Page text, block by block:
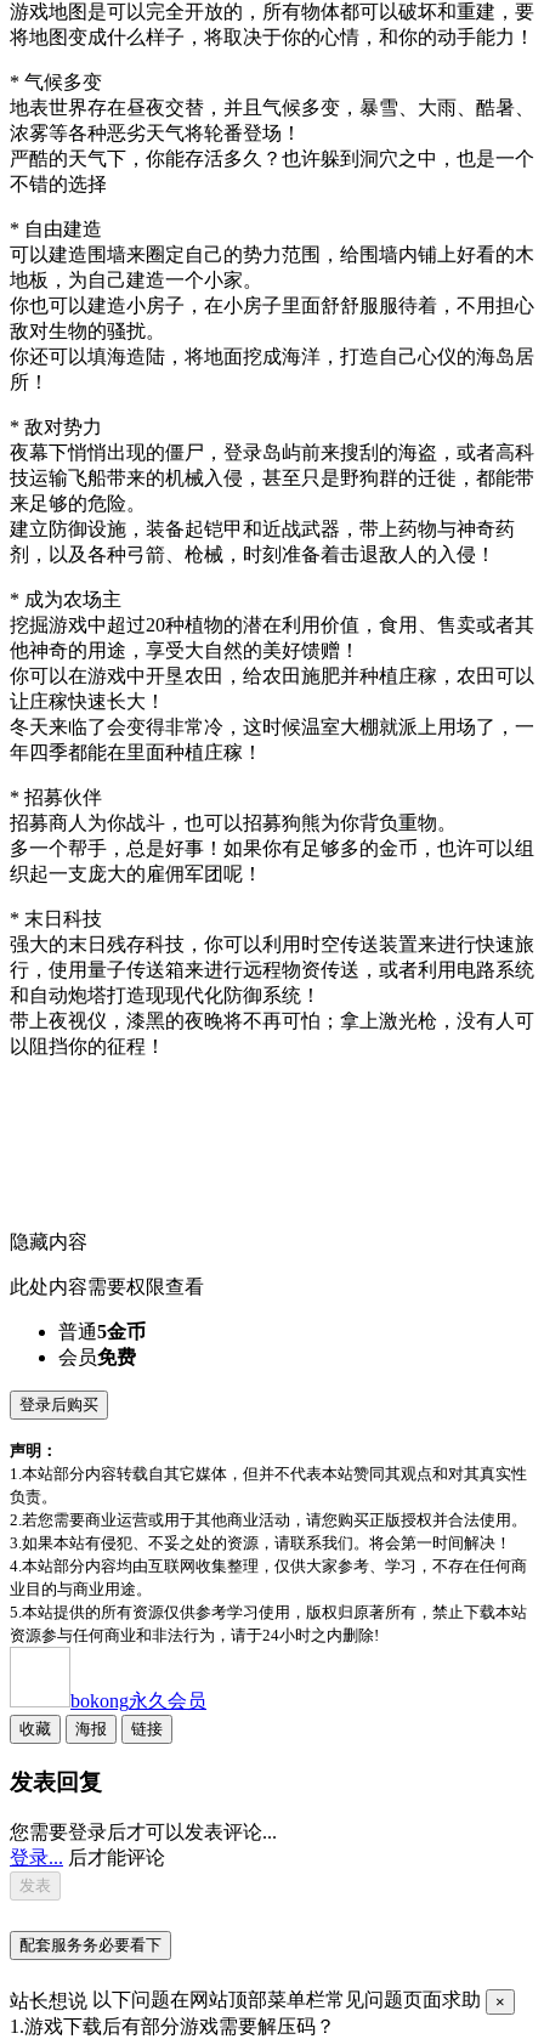
游戏地图是可以完全开放的，所有物体都可以破坏和重建，要
将地图变成什么样子，将取决于你的心情，和你的动手能力！
* 气候多变
地表世界存在昼夜交替，并且气候多变，暴雪、大雨、酷暑、
浓雾等各种恶劣天气将轮番登场！
严酷的天气下，你能存活多久？也许躲到洞穴之中，也是一个
不错的选择
* 自由建造
可以建造围墙来圈定自己的势力范围，给围墙内铺上好看的木
地板，为自己建造一个小家。
你也可以建造小房子，在小房子里面舒舒服服待着，不用担心
敌对生物的骚扰。
你还可以填海造陆，将地面挖成海洋，打造自己心仪的海岛居
所！
* 敌对势力
夜幕下悄悄出现的僵尸，登录岛屿前来搜刮的海盗，或者高科
技运输飞船带来的机械入侵，甚至只是野狗群的迁徙，都能带
来足够的危险。
建立防御设施，装备起铠甲和近战武器，带上药物与神奇药
剂，以及各种弓箭、枪械，时刻准备着击退敌人的入侵！
* 成为农场主
挖掘游戏中超过20种植物的潜在利用价值，食用、售卖或者其
他神奇的用途，享受大自然的美好馈赠！
你可以在游戏中开垦农田，给农田施肥并种植庄稼，农田可以
让庄稼快速长大！
冬天来临了会变得非常冷，这时候温室大棚就派上用场了，一
年四季都能在里面种植庄稼！
* 招募伙伴
招募商人为你战斗，也可以招募狗熊为你背负重物。
多一个帮手，总是好事！如果你有足够多的金币，也许可以组
织起一支庞大的雇佣军团呢！
* 末日科技
强大的末日残存科技，你可以利用时空传送装置来进行快速旅
行，使用量子传送箱来进行远程物资传送，或者利用电路系统
和自动炮塔打造现现代化防御系统！
带上夜视仪，漆黑的夜晚将不再可怕；拿上激光枪，没有人可
以阻挡你的征程！
隐藏内容
此处内容需要权限查看
普通5金币
会员免费
登录后购买
声明：
1.本站部分内容转载自其它媒体，但并不代表本站赞同其观点和对其真实性
负责。
2.若您需要商业运营或用于其他商业活动，请您购买正版授权并合法使用。
3.如果本站有侵犯、不妥之处的资源，请联系我们。将会第一时间解决！
4.本站部分内容均由互联网收集整理，仅供大家参考、学习，不存在任何商
业目的与商业用途。
5.本站提供的所有资源仅供参考学习使用，版权归原著所有，禁止下载本站
资源参与任何商业和非法行为，请于24小时之内删除!
bokong永久会员
收藏 海报 链接
发表回复
您需要登录后才可以发表评论...
登录... 后才能评论
配套服务务必要看下
站长想说 以下问题在网站顶部菜单栏常见问题页面求助 ×
1.游戏下载后有部分游戏需要解压码？